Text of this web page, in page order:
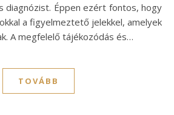
diagnózist. Éppen ezért fontos, hogy
a figyelmeztető jelekkel, amelyek
A megfelelő tájékozódás és…
TOVÁBB